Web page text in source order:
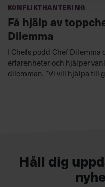
Konflikthantering
Få hjälp av
Dilemma
I Chefs podd Chef Dilemma
erfarenheter och hjälper
dilemman. ”Vi vill hjälpa till
Håll dig